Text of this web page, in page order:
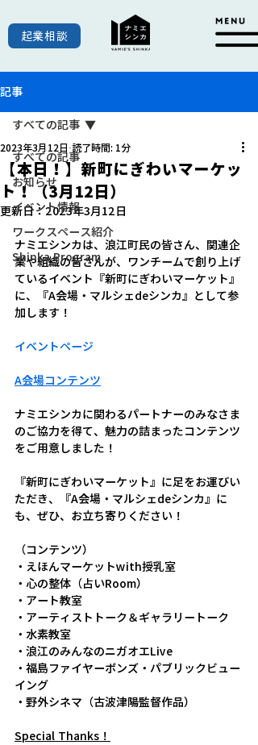
起業相談
記事
すべての記事
お知らせ
イベント情報
ワークスペース紹介
Shinka Program
すべての記事
【本日！】新町にぎわいマーケッ
ト！（3月12日）
2023年3月12日 読了時間: 1分
更新日：2023年3月12日
ナミエシンカは、浪江町民の皆さん、関連企
業や組織の皆さんが、ワンチームで創り上げ
ているイベント『新町にぎわいマーケット』
に、『A会場・マルシェdeシンカ』として参
加します！
イベントページ
A会場コンテンツ
ナミエシンカに関わるパートナーのみなさま
のご協力を得て、魅力の詰まったコンテンツ
をご用意しました！
『新町にぎわいマーケット』に足をお運びい
ただき、『A会場・マルシェdeシンカ』に
も、ぜひ、お立ち寄りください！
（コンテンツ）
・えほんマーケットwith授乳室
・心の整体（占いRoom）
・アート教室
・アーティストトーク＆ギャラリートーク
・水素教室
・浪江のみんなのニガオエLive
・福島ファイヤーボンズ・パブリックビュー
イング
・野外シネマ（古波津陽監督作品）
Special Thanks！